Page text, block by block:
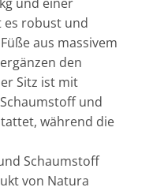
es robust und
aus massivem
den
Sitz ist mit
und
während die
Schaumstoff
von Natura